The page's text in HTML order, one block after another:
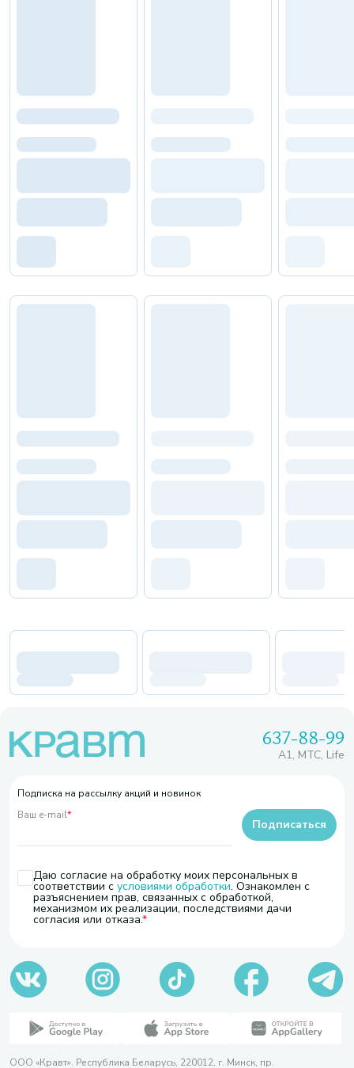
637-88-99
A1, МТС, Life
Подписка на рассылку акций и новинок
Ваш e-mail*
Даю согласие на обработку моих персональных в
соответствии с условиями обработки. Ознакомлен с
разъяснением прав, связанных с обработкой,
механизмом их реализации, последствиями дачи
согласия или отказа.
Подписаться
ООО «Кравт». Республика Беларусь, 220012, г. Минск, пр.